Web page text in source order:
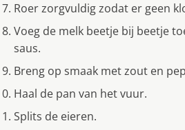
Roer zorgvuldig zodat er geen
Voeg de melk beetje bij beetje
saus.
Breng op smaak met zout en
Haal de pan van het vuur.
Splits de eieren.